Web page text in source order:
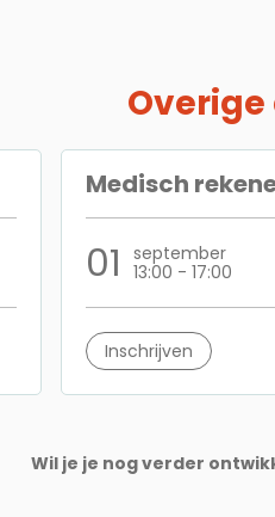
Medisch
01
september
13:00 - 17:00
Inschrijven
Wil je je nog verder